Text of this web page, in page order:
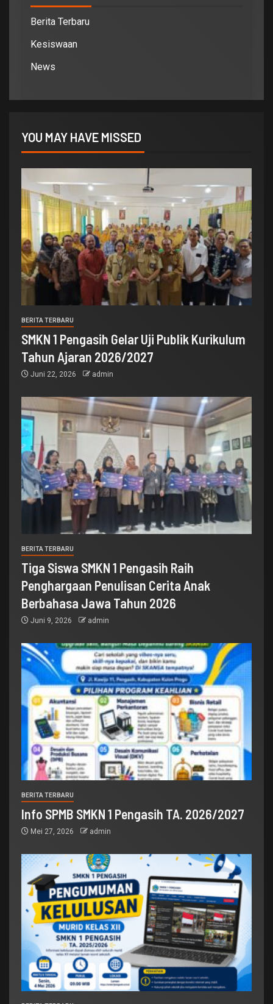
Berita Terbaru
Kesiswaan
News
YOU MAY HAVE MISSED
BERITA TERBARU
SMKN 1 Pengasih Gelar Uji Publik Kurikulum
Tahun Ajaran 2026/2027
Juni 22, 2026 admin
BERITA TERBARU
Tiga Siswa SMKN 1 Pengasih Raih
Penghargaan Penulisan Cerita Anak
Berbahasa Jawa Tahun 2026
Juni 9, 2026 admin
BERITA TERBARU
Info SPMB SMKN 1 Pengasih TA. 2026/2027
Mei 27, 2026 admin